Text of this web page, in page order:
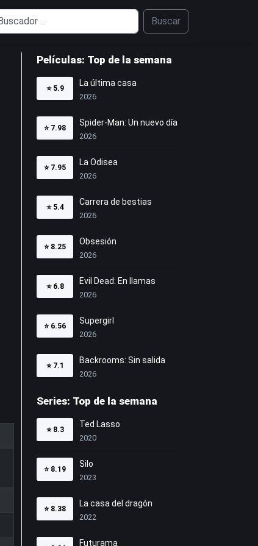
Buscar
Películas: Top de la semana
⭐ 5.9
La última casa
2026
⭐ 7.98
Spider-Man: Un nuevo día
2026
⭐ 7.95
La Odisea
2026
⭐ 5.4
Carrera de bestias
2026
⭐ 8.25
Obsesión
2026
⭐ 6.8
Evil Dead: En llamas
2026
⭐ 6.56
Supergirl
2026
⭐ 7.1
Backrooms: Sin salida
2026
Series: Top de la semana
⭐ 8.3
Ted Lasso
2020
⭐ 8.19
Silo
2023
⭐ 8.38
La casa del dragón
2022
Futurama